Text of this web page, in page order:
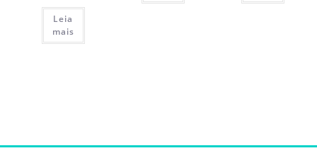
Leia
mais